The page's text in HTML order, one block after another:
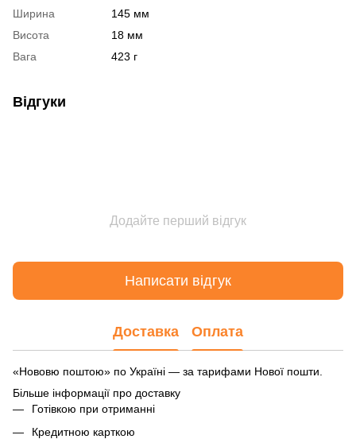
Ширина
145 мм
Висота
18 мм
Вага
423 г
Відгуки
Додайте перший відгук
Написати відгук
Доставка Оплата
«Нововю поштою» по Україні — за тарифами Нової пошти.
Більше інформації про доставку
Готівкою при отриманні
Кредитною карткою